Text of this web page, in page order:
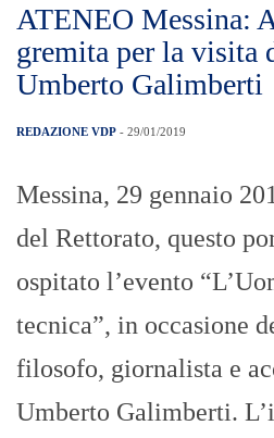
ATENEO Messina:
gremita per la visita
Umberto Galimberti
REDAZIONE VDP - 29/01/2019
Messina, 29 gennaio
del Rettorato, questo
ospitato l’evento
tecnica”, in occasione
filosofo, giornalista e
Umberto Galimberti.